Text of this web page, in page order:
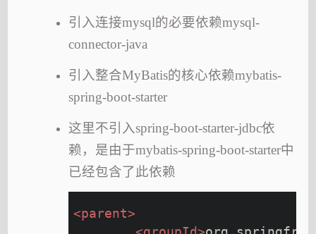
引入连接mysql的必要依赖mysql-
connector-java
引入整合MyBatis的核心依赖mybatis-
spring-boot-starter
这里不引入spring-boot-starter-jdbc依
赖，是由于mybatis-spring-boot-starter中
已经包含了此依赖
<parent>